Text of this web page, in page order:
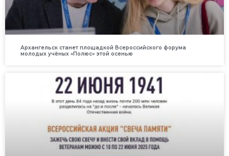
Архангельск станет площадкой Всероссийского форума
молодых учёных «Полюс» этой осенью